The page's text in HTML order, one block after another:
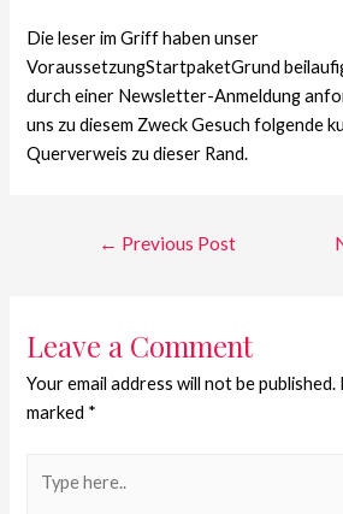
Die leser im Griff haben unser
VoraussetzungStartpaketGrund
durch einer Newsletter-Anmeldung
uns zu diesem Zweck Gesuch folgende
Querverweis zu dieser Rand.
← Previous Post
Leave a Comment
Your email address will not be published.
marked *